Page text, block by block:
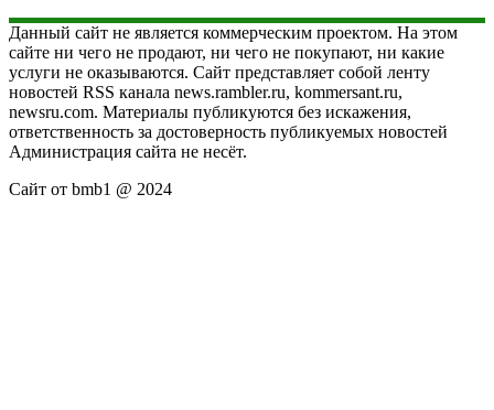
Данный сайт не является коммерческим проектом. На этом
сайте ни чего не продают, ни чего не покупают, ни какие
услуги не оказываются. Сайт представляет собой ленту
новостей RSS канала news.rambler.ru, kommersant.ru,
newsru.com. Материалы публикуются без искажения,
ответственность за достоверность публикуемых новостей
Администрация сайта не несёт.
Сайт от bmb1 @ 2024